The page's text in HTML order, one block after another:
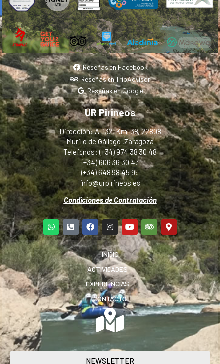
Reseñas en Facebook
Reseñas en TripAdvisor
Reseñas en Google
UR Pirineos
Dirección: A-132, Km. 38, 22808
Murillo de Gállego ,Zaragoza
Teléfonos: (+34) 974 38 30 48
(+34) 606 36 30 43
(+34) 648 98 45 95
info@urpirineos.es
Condiciones de Contratación
INICIO
ACTIVIDADES
EXPERIENCIAS
CONTACTO
NEWSLETTER